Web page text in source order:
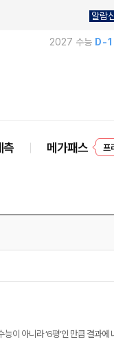
알람
2027 수능 D-
측 메가패스
프
이 아니라 ‘6평’인 만큼 결과